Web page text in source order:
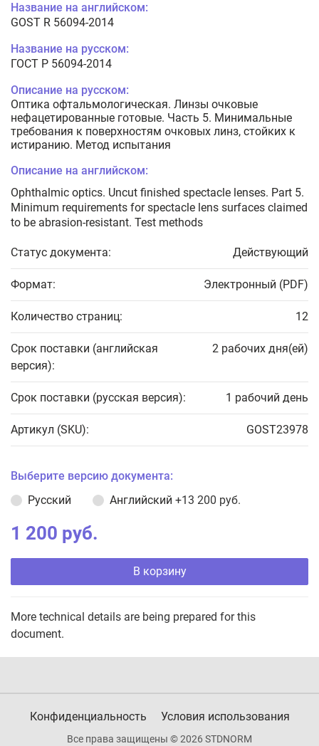
Название на английском:
GOST R 56094-2014
Название на русском:
ГОСТ Р 56094-2014
Описание на русском:
Оптика офтальмологическая. Линзы очковые
нефацетированные готовые. Часть 5. Минимальные
требования к поверхностям очковых линз, стойких к
истиранию. Метод испытания
Описание на английском:
Ophthalmic optics. Uncut finished spectacle lenses. Part 5.
Minimum requirements for spectacle lens surfaces claimed
to be abrasion-resistant. Test methods
Статус документа: Действующий
Формат: Электронный (PDF)
Количество страниц: 12
Срок поставки (английская
версия):
2 рабочих дня(ей)
Срок поставки (русская версия): 1 рабочий день
Артикул (SKU): GOST23978
Выберите версию документа:
Русский
Английский +13 200 руб.
1 200 руб.
В корзину
More technical details are being prepared for this
document.
Конфиденциальность Условия использования
Все права защищены © 2026 STDNORM